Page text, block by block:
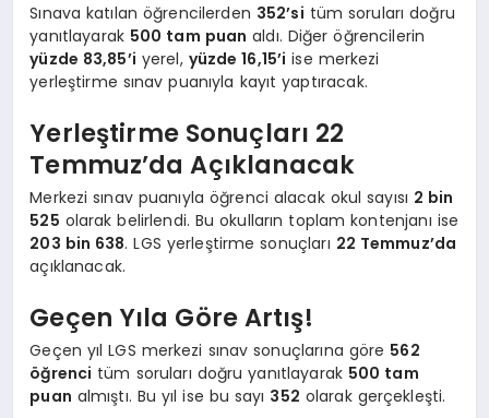
Sınava katılan öğrencilerden 352’si tüm soruları doğru
yanıtlayarak 500 tam puan aldı. Diğer öğrencilerin
yüzde 83,85’i yerel, yüzde 16,15’i ise merkezi
yerleştirme sınav puanıyla kayıt yaptıracak.
Yerleştirme Sonuçları 22
Temmuz’da Açıklanacak
Merkezi sınav puanıyla öğrenci alacak okul sayısı 2 bin
525 olarak belirlendi. Bu okulların toplam kontenjanı ise
203 bin 638. LGS yerleştirme sonuçları 22 Temmuz’da
açıklanacak.
Geçen Yıla Göre Artış!
Geçen yıl LGS merkezi sınav sonuçlarına göre 562
öğrenci tüm soruları doğru yanıtlayarak 500 tam
puan almıştı. Bu yıl ise bu sayı 352 olarak gerçekleşti.